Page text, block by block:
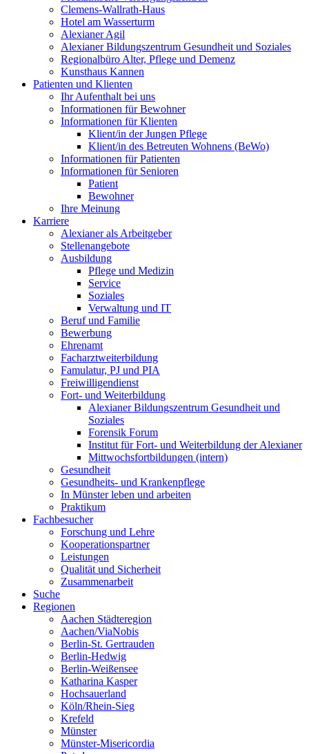
Clemens-Wallrath-Haus
Hotel am Wasserturm
Alexianer Agil
Alexianer Bildungszentrum Gesundheit und Soziales
Regionalbüro Alter, Pflege und Demenz
Kunsthaus Kannen
Patienten und Klienten
Ihr Aufenthalt bei uns
Informationen für Bewohner
Informationen für Klienten
Klient/in der Jungen Pflege
Klient/in des Betreuten Wohnens (BeWo)
Informationen für Patienten
Informationen für Senioren
Patient
Bewohner
Ihre Meinung
Karriere
Alexianer als Arbeitgeber
Stellenangebote
Ausbildung
Pflege und Medizin
Service
Soziales
Verwaltung und IT
Beruf und Familie
Bewerbung
Ehrenamt
Facharztweiterbildung
Famulatur, PJ und PIA
Freiwilligendienst
Fort- und Weiterbildung
Alexianer Bildungszentrum Gesundheit und
Soziales
Forensik Forum
Institut für Fort- und Weiterbildung der Alexianer
Mittwochsfortbildungen (intern)
Gesundheit
Gesundheits- und Krankenpflege
In Münster leben und arbeiten
Praktikum
Fachbesucher
Forschung und Lehre
Kooperationspartner
Leistungen
Qualität und Sicherheit
Zusammenarbeit
Suche
Regionen
Aachen Städteregion
Aachen/ViaNobis
Berlin-St. Gertrauden
Berlin-Hedwig
Berlin-Weißensee
Katharina Kasper
Hochsauerland
Köln/Rhein-Sieg
Krefeld
Münster
Münster-Misericordia